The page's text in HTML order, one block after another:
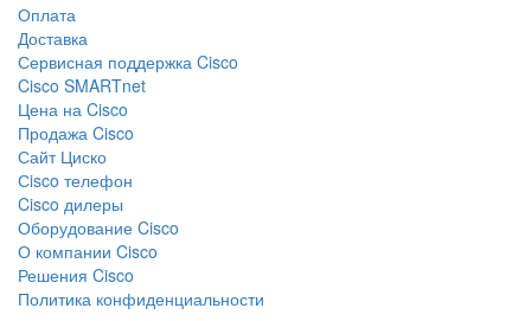
Оплата
Доставка
Сервисная поддержка Cisco
Cisco SMARTnet
Цена на Cisco
Продажа Cisco
Сайт Циско
Сisco телефон
Cisco дилеры
Оборудование Cisco
О компании Cisco
Решения Cisco
Политика конфиденциальности